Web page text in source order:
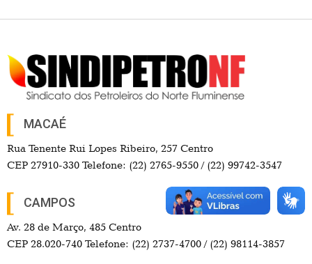
MACAÉ
Rua Tenente Rui Lopes Ribeiro, 257 Centro
CEP 27910-330 Telefone: (22) 2765-9550 / (22) 99742-3547
CAMPOS
Av. 28 de Março, 485 Centro
CEP 28.020-740 Telefone: (22) 2737-4700 / (22) 98114-3857